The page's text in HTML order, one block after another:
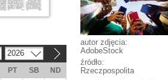
autor zdjęcia:
AdobeStock
źródło:
Rzeczpospolita
2026
PT SB
ND